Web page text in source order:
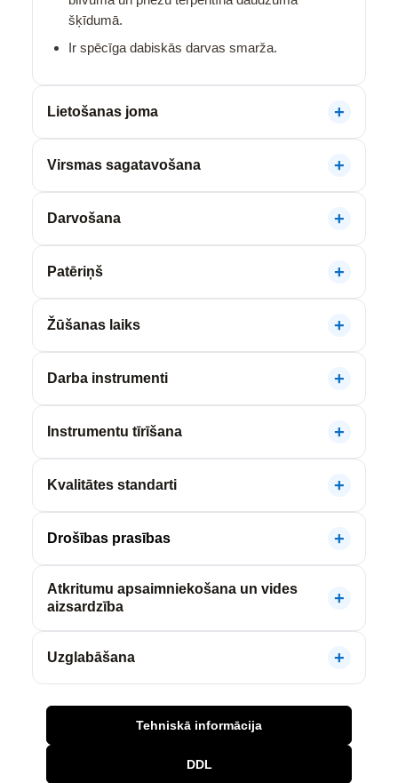
šķīdumā.
Ir spēcīga dabiskās darvas smarža.
Lietošanas joma
Virsmas sagatavošana
Darvošana
Patēriņš
Žūšanas laiks
Darba instrumenti
Instrumentu tīrīšana
Kvalitātes standarti
Drošības prasības
Atkritumu apsaimniekošana un vides
aizsardzība
Uzglabāšana
Tehniskā informācija
DDL